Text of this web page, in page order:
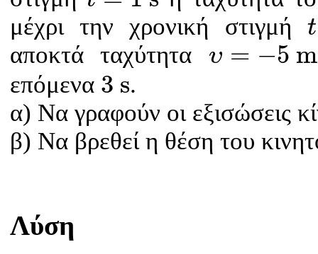
μέχρι την χρονική στιγμή t
t
αποκτά ταχύτητα υ = −5 m
=−5 m/
επόμενα 3 s
3 s.
α) Να γραφούν οι εξισώσεις
β) Να βρεθεί η θέση του
Λύση